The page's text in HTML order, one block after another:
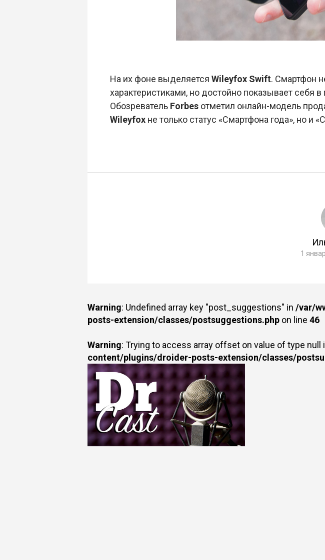
На их фоне выделяется Wileyfox Swift. Смартфон
характеристиками, но достойно показывает себя
ОбозревательForbes отметил онлайн-модель
Wileyfoxне только статус «Смартфона года», но и
1
Warning: Undefined array key "post_suggestions" in /var/
posts-extension/classes/postsuggestions.phpon line 46
Warning: Trying to access array offset on value of type null
content/plugins/droider-posts-extension/classes/